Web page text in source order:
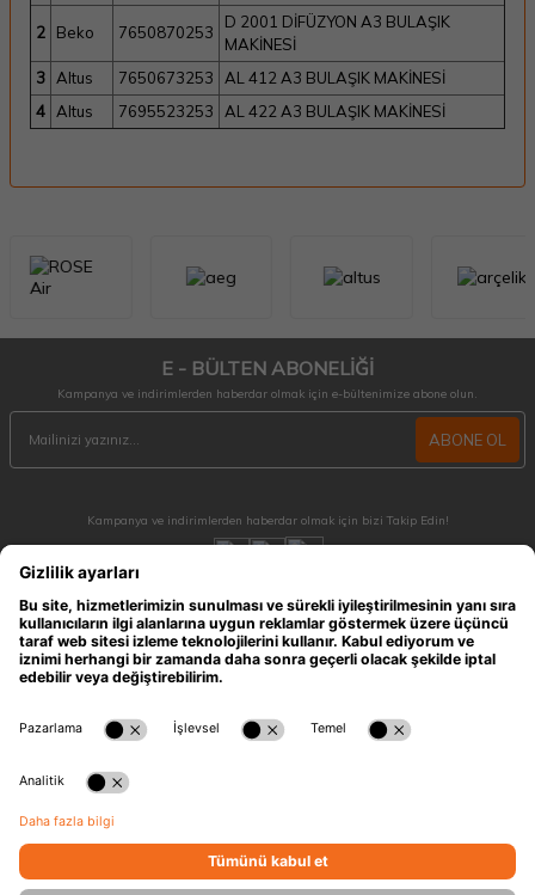
2 Beko 7650870253
D 2001 DİFÜZYON A3 BULAŞIK
MAKİNESİ
3 Altus 7650673253
AL 412 A3 BULAŞIK MAKİNESİ
4 Altus 7695523253 AL 422 A3 BULAŞIK MAKİNESİ
E - BÜLTEN ABONELİĞİ
Kampanya ve indirimlerden haberdar olmak için e-bültenimize abone olun.
ABONE OL
Kampanya ve indirimlerden haberdar olmak için bizi Takip Edin!
MÜŞTERİ HİZMETLERİ
Hafta içi 09:30 - 18:30 / Hafta sonu 10:00 - 17:00 arası merak ettiğiniz tüm sorular ve
siparişleriniz için ulaşabilirsiniz.
ÖNEMLİ BİLGİLER
HIZLI ERİŞİM
KATEGORİLER